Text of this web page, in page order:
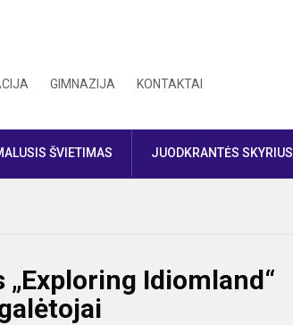
GIMNAZIJA KONTAKTAI
ŠVIETIMAS JUODKRANTĖS SKYRIUS
Idiomland“